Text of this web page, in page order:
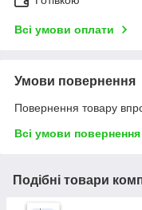
Всі умови оплати
Умови повернення
Повернення товару
Всі умови повернення
Подібні товари